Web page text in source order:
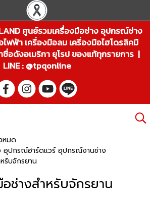
ศูนย์รวมเครื่องมือช่าง อุปกรณ์ช่าง
ฟฟ้า เครื่องมือลม เครื่องมือไฮโดรลิคมื
อดังอเมริกา ยุโรป ของแท้ทุกรายการ |
LINE : @tpqonline
หมด
อุปกรณ์ฮาร์ดแวร์ อุปกรณ์งานช่าง
รับจักรยาน
อช่างสำหรับจักรยาน